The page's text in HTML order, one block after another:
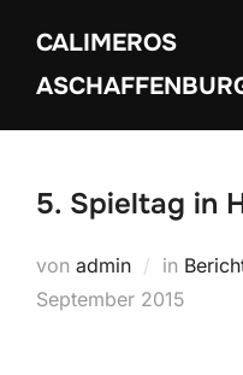
Inhalt
springen
CALIMEROS
5. Spieltag in
von admin in
September 2015